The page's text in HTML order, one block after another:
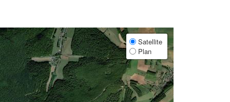
Satellite
Plan